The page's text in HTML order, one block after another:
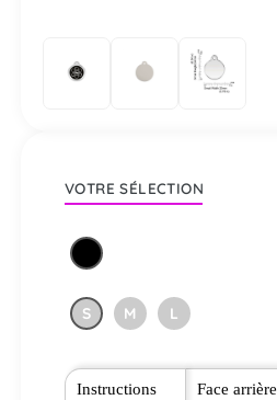
VOTRE SÉLECTION
S M L
Instructions Face arrière